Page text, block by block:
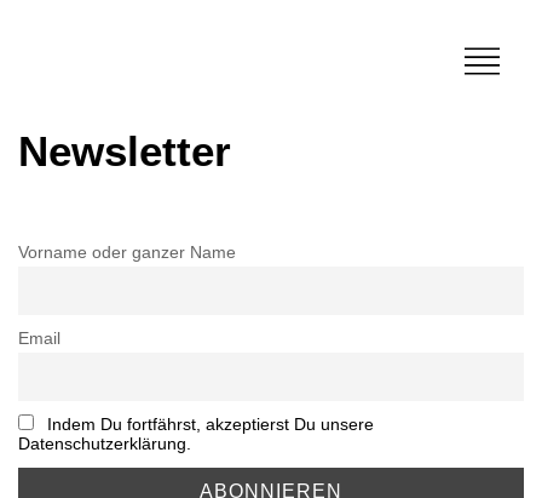
Newsletter
Vorname oder ganzer Name
Email
Indem Du fortfährst, akzeptierst Du unsere
Datenschutzerklärung.